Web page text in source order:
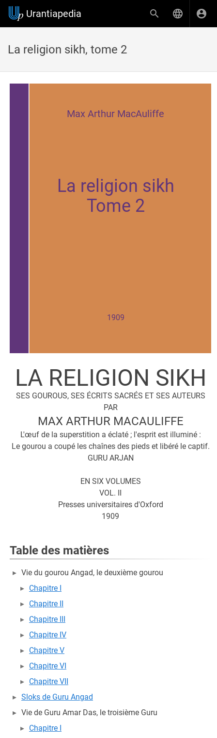
Urantiapedia
La religion sikh, tome 2
Max Arthur MacAuliffe
1909
La religion sikh
Tome 2
LA RELIGION SIKH
SES GOUROUS, SES ÉCRITS SACRÉS ET SES AUTEURS
PAR
MAX ARTHUR MACAULIFFE
L'œuf de la superstition a éclaté ; l'esprit est illuminé :
Le gourou a coupé les chaînes des pieds et libéré le captif.
GURU ARJAN
EN SIX VOLUMES
VOL. II
Presses universitaires d'Oxford
1909
Table des matières
Vie du gourou Angad, le deuxième gourou
Chapitre I
Chapitre II
Chapitre III
Chapitre IV
Chapitre V
Chapitre VI
Chapitre VII
Sloks de Guru Angad
Vie de Guru Amar Das, le troisième Guru
Chapitre I